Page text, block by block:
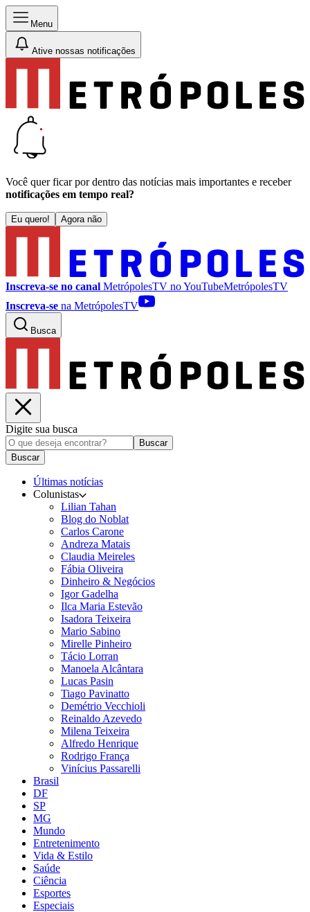
Menu
Ative nossas notificações
Você quer ficar por dentro das notícias mais importantes e receber
notificações em tempo real?
Eu quero! Agora não
Inscreva-se no canal MetrópolesTV noYouTubeMetrópolesTV
Inscreva-se na MetrópolesTV
Busca
Digite sua busca
Buscar
Buscar
Últimas notícias
Colunistas
Lilian Tahan
Blog do Noblat
Carlos Carone
Andreza Matais
Claudia Meireles
Fábia Oliveira
Dinheiro & Negócios
Igor Gadelha
Ilca Maria Estevão
Isadora Teixeira
Mario Sabino
Mirelle Pinheiro
Tácio Lorran
Manoela Alcântara
Lucas Pasin
Tiago Pavinatto
Demétrio Vecchioli
Reinaldo Azevedo
Milena Teixeira
Alfredo Henrique
Rodrigo França
Vinícius Passarelli
Brasil
DF
SP
MG
Mundo
Entretenimento
Vida & Estilo
Saúde
Ciência
Esportes
Especiais